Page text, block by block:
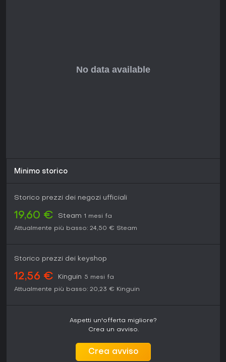
Minimo storico
Storico prezzi dei negozi ufficiali
19,60 € Steam 1 mesi fa
Attualmente più basso: 24,50 € Steam
Storico prezzi dei keyshop
12,56 € Kinguin 5 mesi fa
Attualmente più basso: 20,23 € Kinguin
Aspetti un'offerta migliore?
Crea un avviso.
Crea avviso